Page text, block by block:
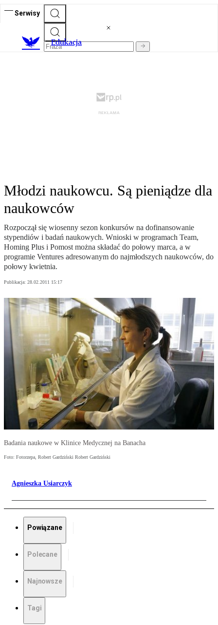
Serwisy
Edukacja
Młodzi naukowcu. Są pieniądze dla
naukowców
Rozpoczął się wiosenny sezon konkursów na dofinansowanie
stypendiów i badań naukowych. Wnioski w programach Team,
Homing Plus i Pomost można składać do połowy marca, a w
programie Ventures adresowanym do najmłodszych naukowców, do
połowy kwietnia.
Publikacja: 28.02.2011 15:17
Badania naukowe w Klinice Medycznej na Banacha
Foto: Fotorzepa, Robert Gardziński Robert Gardziński
Agnieszka Usiarczyk
Powiązane
Polecane
Najnowsze
Tagi